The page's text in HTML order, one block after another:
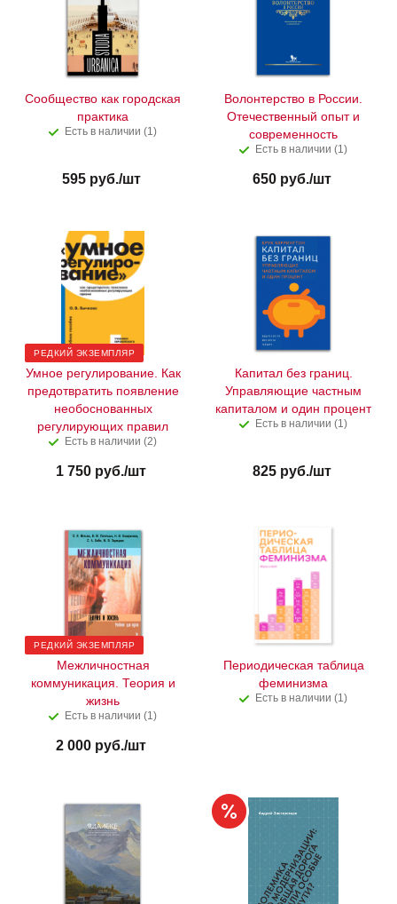
Сообщество как городская
практика
Есть в наличии (1)
595руб./шт
Волонтерство в России.
Отечественный опыт и
современность
Есть в наличии (1)
650руб./шт
РЕДКИЙ ЭКЗЕМПЛЯР
Умное регулирование. Как
предотвратить появление
необоснованных
регулирующих правил
Есть в наличии (2)
1 750 руб./шт
Капитал без границ.
Управляющие частным
капиталом и один процент
Есть в наличии (1)
825руб./шт
РЕДКИЙ ЭКЗЕМПЛЯР
Межличностная
коммуникация. Теория и
жизнь
Есть в наличии (1)
2 000 руб./шт
Периодическая таблица
феминизма
Есть в наличии (1)